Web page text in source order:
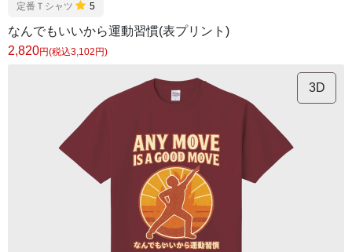
定番Ｔシャツ 5
なんでもいいから運動習慣(表プリント)
2,820円(税込3,102円)
3D